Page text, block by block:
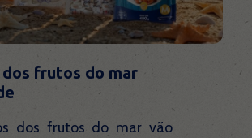
frutos do mar
dos frutos do mar vão